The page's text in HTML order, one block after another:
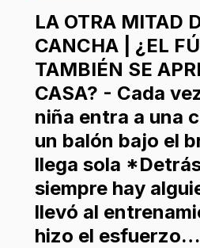
LA OTRA MITAD
CANCHA | ¿EL
TAMBIÉN SE
CASA? - Cada
niña entra a una
un balón bajo el
llega sola
siempre hay
llevó al
hizo el esfuerzo…